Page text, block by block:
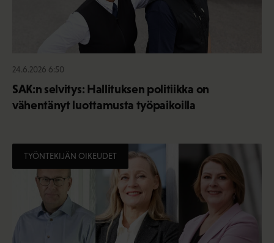
24.6.2026 6:50
SAK:n selvitys: Hallituksen politiikka on
vähentänyt luottamusta työpaikoilla
TYÖNTEKIJÄN OIKEUDET